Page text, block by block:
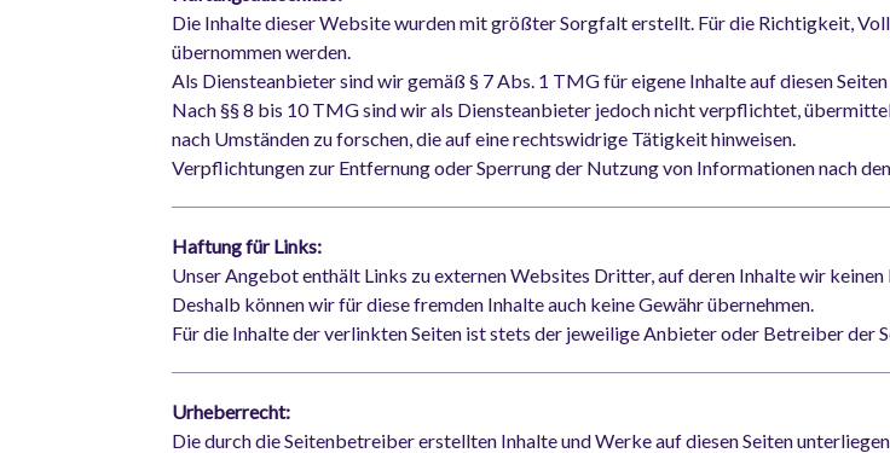
Die Inhalte dieser Website wurden mit größter Sorgfalt erstellt. Für die Richtigkeit,
übernommen werden.
Als Diensteanbieter sind wir gemäß § 7 Abs. 1 TMG für eigene Inhalte auf diesen
Nach §§ 8 bis 10 TMG sind wir als Diensteanbieter jedoch nicht verpflichtet,
nach Umständen zu forschen, die auf eine rechtswidrige Tätigkeit hinweisen.
Verpflichtungen zur Entfernung oder Sperrung der Nutzung von Informationen nach
Haftung für Links:
Unser Angebot enthält Links zu externen Websites Dritter, auf deren Inhalte wir keinen
Deshalb können wir für diese fremden Inhalte auch keine Gewähr übernehmen.
Für die Inhalte der verlinkten Seiten ist stets der jeweilige Anbieter oder Betreiber der
Urheberrecht:
Die durch die Seitenbetreiber erstellten Inhalte und Werke auf diesen Seiten